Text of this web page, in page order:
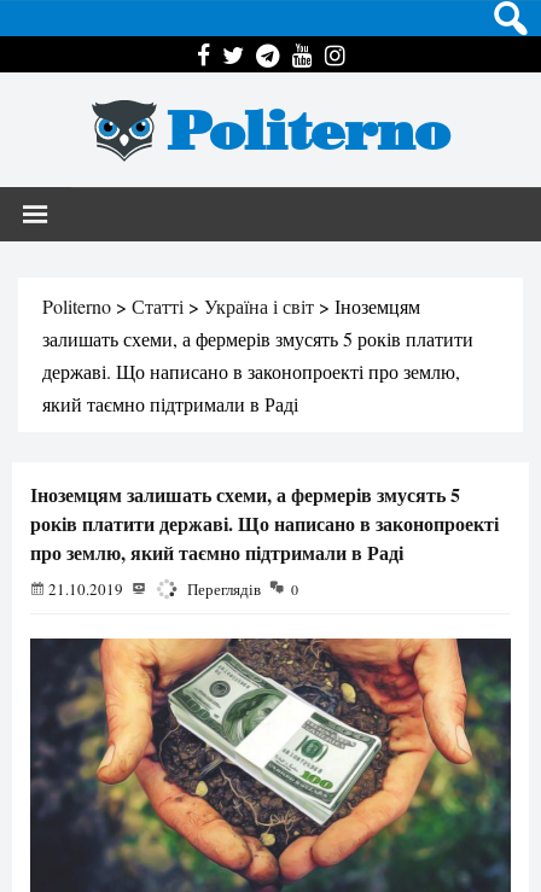
Politerno
Politerno > Статті > Україна і світ > Іноземцям
залишать схеми, а фермерів змусять 5 років платити
державі. Що написано в законопроекті про землю,
який таємно підтримали в Раді
Іноземцям залишать схеми, а фермерів змусять 5
років платити державі. Що написано в законопроекті
про землю, який таємно підтримали в Раді
21.10.2019 2676 Переглядів 0